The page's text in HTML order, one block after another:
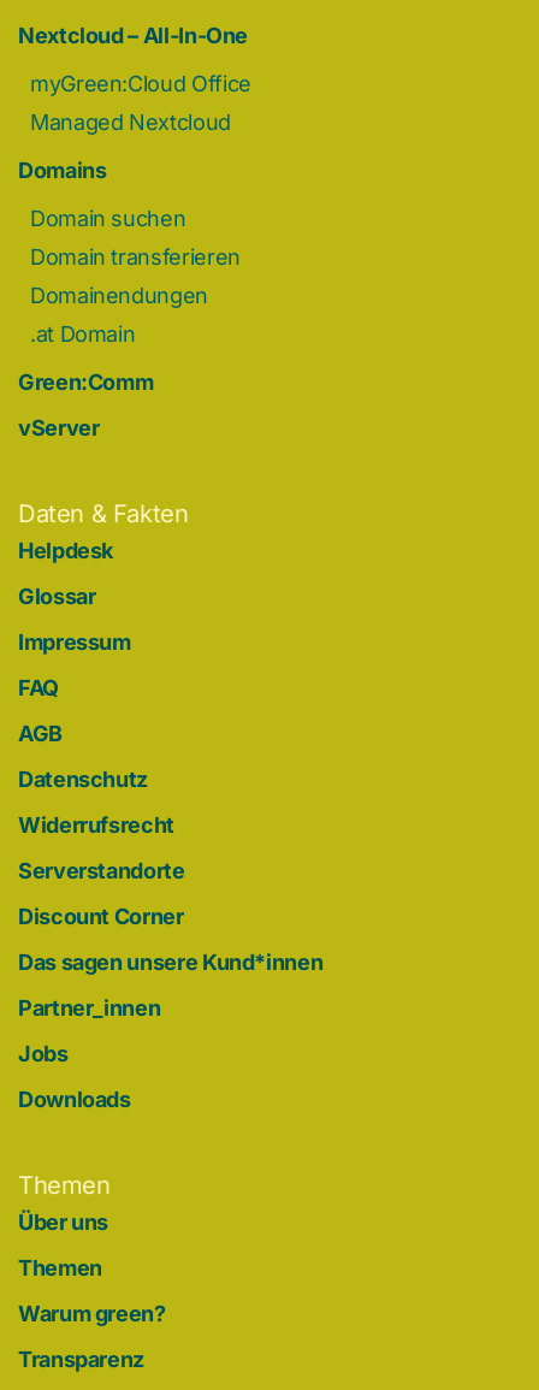
Nextcloud – All-In-One
myGreen:Cloud Office
Managed Nextcloud
Domains
Domain suchen
Domain transferieren
Domainendungen
.at Domain
Green:Comm
vServer
Daten & Fakten
Helpdesk
Glossar
Impressum
FAQ
AGB
Datenschutz
Widerrufsrecht
Serverstandorte
Discount Corner
Das sagen unsere Kund*innen
Partner_innen
Jobs
Downloads
Themen
Über uns
Themen
Warum green?
Transparenz